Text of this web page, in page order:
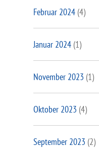
Februar 2024(4)
Januar 2024(1)
November 2023 (1)
Oktober 2023 (4)
September 2023 (2)